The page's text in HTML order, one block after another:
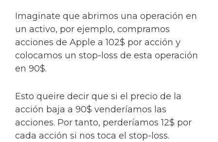
Imaginate que abrimos una operación en
un activo, por ejemplo, compramos
acciones de Apple a 102$ por acción y
colocamos un stop-loss de esta operación
en 90$.
Esto queire decir que si el precio de la
acción baja a 90$ venderíamos las
acciones. Por tanto, perderíamos 12$ por
cada acción si nos toca el stop-loss.